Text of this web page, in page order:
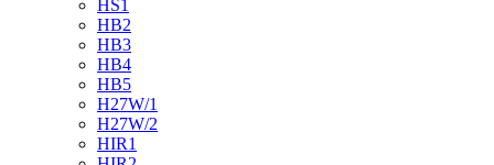
HS1
HB2
HB3
HB4
HB5
H27W/1
H27W/2
HIR1